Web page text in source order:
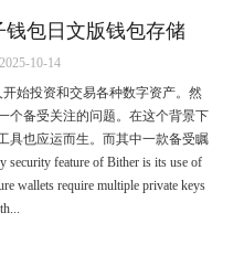
包日文版钱包存储
10-14
始投资和交易各种数字资产。然
个备受关注的问题。在这个背景下
具也应运而生。而其中一款备受瞩
feature of Bither is its use of
wallets require multiple private keys